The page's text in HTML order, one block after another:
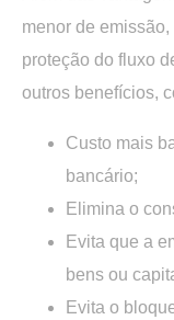
menor de
proteção do fluxo
outros benefícios,
Custo mais
bancário;
Elimina o
Evita que a
bens ou
Evita o